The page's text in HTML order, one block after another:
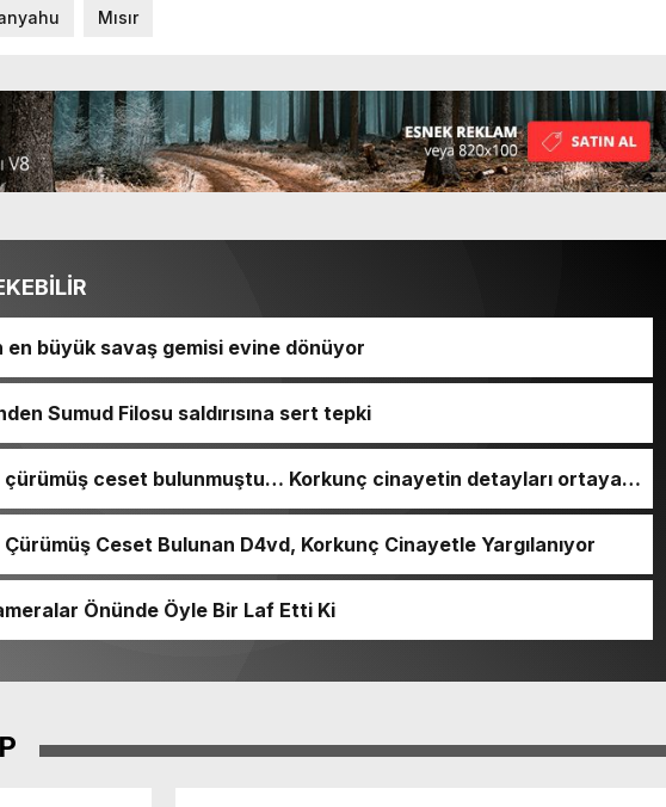
Mısır
en büyük savaş gemisi evine dönüyor
Sumud Filosu saldırısına sert tepki
çürümüş ceset bulunmuştu… Korkunç cinayetin detayları ortaya
Çürümüş Ceset Bulunan D4vd, Korkunç Cinayetle Yargılanıyor
Önünde Öyle Bir Laf Etti Ki